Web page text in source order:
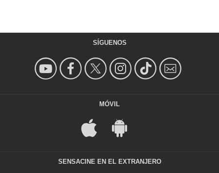
SÍGUENOS
MÓVIL
SENSACINE EN EL EXTRANJERO